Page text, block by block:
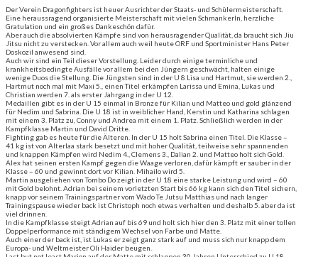
Der Verein Dragonfighters ist heuer Ausrichter der Staats- und Schülermeisterschaft.
Eine heraussragend organisierte Meisterschaft mit vielen Schmankerln, herzliche
Gratulation und ein großes Dankeschön dafür.
Aber auch die absolvierten Kämpfe sind von herausragender Qualität, da braucht sich Jiu
Jitsu nicht zu verstecken. Vor allem auch weil heute ORF und Sportminister Hans Peter
Doskozil anwesend sind.
Auch wir sind ein Teil dieser Vorstellung. Leider durch einige terminliche und
krankheitsbedingte Ausfälle vor allem bei den Jüngern geschwächt, halten einige
wenige Duos die Stellung. Die Jüngsten sind in der U 8 Lisa und Hartmut, sie werden 2.,
Hartmut noch mal mit Maxi 5., einen Titel erkämpfen Larissa und Emina, Lukas und
Christian werden 7. als erster Jahrgang in der U 12.
Medaillen gibt es in der U 15 einmal in Bronze für Kilian und Matteo und gold glänzend
für Nedim und Sabrina. Die U 18 ist in weiblicher Hand, Kerstin und Katharina schlagen
mit einem 3. Platz zu, Conny und Andrea mit einem 1. Platz. Schließlich werden in der
Kampfklasse Martin und David Dritte.
Fighting gab es heute für die Älteren. In der U 15 holt Sabrina einen Titel. Die Klasse –
41 kg ist von Alterlaa stark besetzt und mit hoher Qualität, teilweise sehr spannenden
und knappen Kämpfen wird Nedim 4., Clemens 3., Dalian 2. und Matteo holt sich Gold.
Alex hat seinen ersten Kampf gegen die Waage verloren, dafür kämpft er sauber in der
Klasse – 60 und gewinnt dort vor Kilian. Mihailo wird 5.
Martin ausgeliehen von Tombo Do zeigt in der U 18 eine starke Leistung und wird – 60
mit Gold belohnt. Adrian bei seinem vorletzten Start bis 66 kg kann sich den Titel sichern,
knapp vor seinem Trainingspartner vom Wado Te Jutsu Matthias und nach langer
Trainingspause wieder back ist Christoph noch etwas verhalten und deshalb 5. aber da ist
viel drinnen.
In die Kampfklasse steigt Adrian auf bis 69 und holt sich hier den 3. Platz mit einer tollen
Doppelperformance mit ständigem Wechsel von Farbe und Matte.
Auch einer der back ist, ist Lukas er zeigt ganz stark auf und muss sich nur knapp dem
Europa- und Weltmeister Oli Haider beugen.